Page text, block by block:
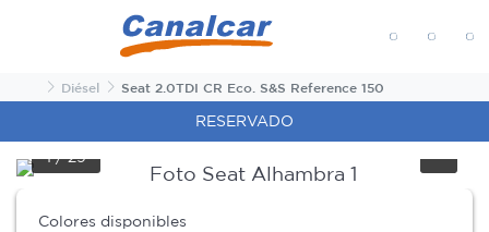
InicioDiésel Seat 2.0TDI CR Eco. S&S Reference 150
RESERVADO
1/29
Colores disponibles